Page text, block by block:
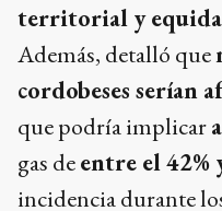
territorial y
Además, detalló que
cordobeses serían
que podría implicar
gas deentre el 42%
incidencia durante